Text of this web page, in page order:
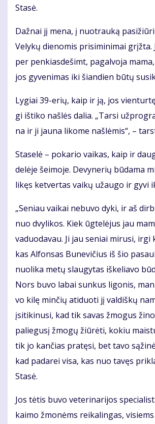
Sta­sė.
Daž­nai jį me­na, į nuo­trau­ką
Ve­ly­kų die­no­mis pri­si­mi­ni­mai grįž­ta.
per pen­kias­de­šimt, pa­gal­vo­ja
jos gy­ve­ni­mas iki šian­dien bū­tų
Ly­giai 39-erių, kaip ir ją, jos
gi iš­ti­ko naš­lės da­lia. „Tar­si
na ir ji jau­na li­ko­me naš­lė­mis“, –
Sta­se­lė – po­ka­rio vai­kas, kaip ir
de­lė­je šei­mo­je. De­vy­ne­rių bū­da­ma
li­kęs ket­ver­tas vai­kų už­au­go ir gy­vi
„Se­niau vai­kai ne­bu­vo dy­ki, ir aš
nuo dvy­li­kos. Kiek ūg­te­lė­jus jau
va­duo­da­vau. Ji jau se­niai mi­ru­si,
kas Al­fon­sas Bu­ne­vi­čius iš šio
nuo­li­ka me­tų slau­gy­tas iš­ke­lia­vo
Nors bu­vo la­bai sun­kus li­go­nis,
vo ki­lę min­čių ati­duo­ti jį val­diš­kų
įsi­ti­ki­nu­si, kad tik sa­vas žmo­gus
pa­lie­gu­sį žmo­gų žiū­rė­ti, ko­kiu
tik jo kan­čias pra­tę­si, bet ta­vo
kad pa­da­rei vi­sa, kas nuo ta­vęs
Sta­sė.
Jos tė­tis bu­vo ve­te­ri­na­ri­jos
kai­mo žmo­nėms rei­ka­lin­gas,